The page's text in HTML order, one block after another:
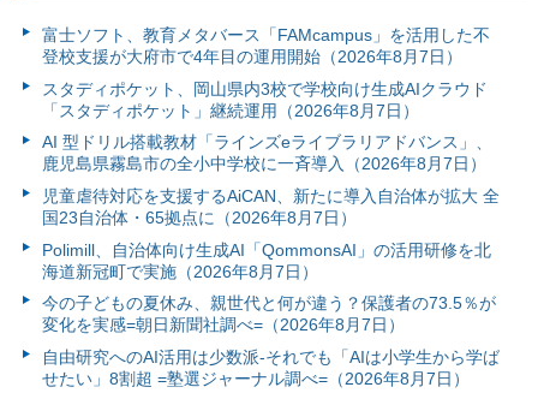
富⼠ソフト、教育メタバース「FAMcampus」を活用した不
登校支援が大府市で4年目の運用開始（2026年8月7日）
スタディポケット、岡山県内3校で学校向け生成AIクラウド
「スタディポケット」継続運用（2026年8月7日）
AI 型ドリル搭載教材「ラインズeライブラリアドバンス」、
鹿児島県霧島市の全小中学校に一斉導入（2026年8月7日）
児童虐待対応を支援するAiCAN、新たに導入自治体が拡大 全
国23自治体・65拠点に（2026年8月7日）
Polimill、自治体向け生成AI「QommonsAI」の活用研修を北
海道新冠町で実施（2026年8月7日）
今の子どもの夏休み、親世代と何が違う？保護者の73.5％が
変化を実感=朝日新聞社調べ=（2026年8月7日）
自由研究へのAI活用は少数派-それでも「AIは小学生から学ば
せたい」8割超 =塾選ジャーナル調べ=（2026年8月7日）